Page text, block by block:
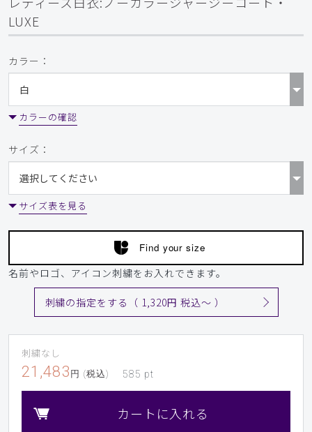
LUXE
カラー：
カラーの確認
サイズ：
サイズ表を見る
Find your size
名前やロゴ、アイコン刺繍をお入れできます。
刺繍の指定をする（ 1,320円 税込〜 ）
刺繍なし
21,483 円 (税込) 585 pt
カートに入れる